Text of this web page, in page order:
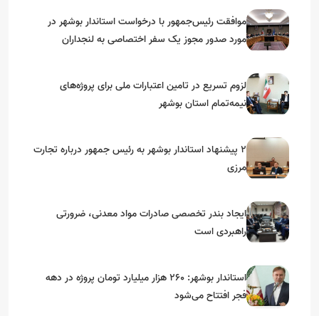
موافقت رئیس‌جمهور با درخواست استاندار بوشهر در
مورد صدور مجوز یک سفر اختصاصی به لنجداران
لزوم تسریع در تامین اعتبارات ملی برای پروژه‌های
نیمه‌تمام استان بوشهر
۲ پیشنهاد استاندار بوشهر به رئیس جمهور درباره تجارت
مرزی
ایجاد بندر تخصصی صادرات مواد معدنی، ضرورتی
راهبردی است
استاندار بوشهر: ۲۶۰ هزار میلیارد تومان پروژه در دهه
فجر افتتاح می‌شود